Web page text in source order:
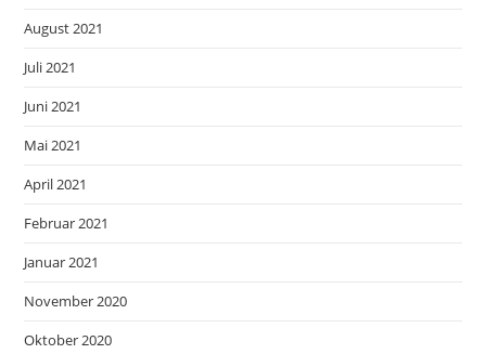
August 2021
Juli 2021
Juni 2021
Mai 2021
April 2021
Februar 2021
Januar 2021
November 2020
Oktober 2020